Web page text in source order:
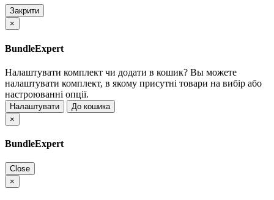
Закрити
×
BundleExpert
Налаштувати комплект чи додати в кошик? Вы можете
налаштувати комплект, в якому присутні товари на вибір або
настроюванні опції.
Налаштувати
До кошика
×
BundleExpert
Close
×